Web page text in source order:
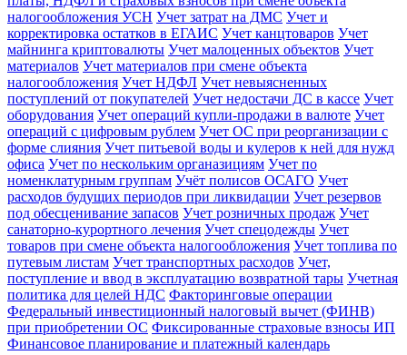
налогообложения УСН Учет затрат на ДМС Учет и
корректировка остатков в ЕГАИС Учет канцтоваров Учет
майнинга криптовалюты Учет малоценных объектов Учет
материалов Учет материалов при смене объекта
налогообложения Учет НДФЛ Учет невыясненных
поступлений от покупателей Учет недостачи ДС в кассе Учет
оборудования Учет операций купли-продажи в валюте Учет
операций с цифровым рублем Учет ОС при реорганизации с
форме слияния Учет питьевой воды и кулеров к ней для нужд
офиса Учет по нескольким органазициям Учет по
номенклатурным группам Учёт полисов ОСАГО Учет
расходов будущих периодов при ликвидации Учет резервов
под обесценивание запасов Учет розничных продаж Учет
санаторно-курортного лечения Учет спецодежды Учет
товаров при смене объекта налогообложения Учет топлива по
путевым листам Учет транспортных расходов Учет,
поступление и ввод в эксплуатацию возвратной тары Учетная
политика для целей НДС Факторинговые операции
Федеральный инвестиционный налоговый вычет (ФИНВ)
при приобретении ОС Фиксированные страховые взносы ИП
Финансовое планирование и платежный календарь